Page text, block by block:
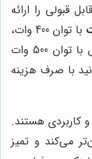
قبولی را ارائه
با توان 400 وات،
می‌تواند عملکردی مشابه یک خردکن مولینکس با توان 500 وات
با صرف هزینه
کاربردی هستند.
می‌کند و تمیز